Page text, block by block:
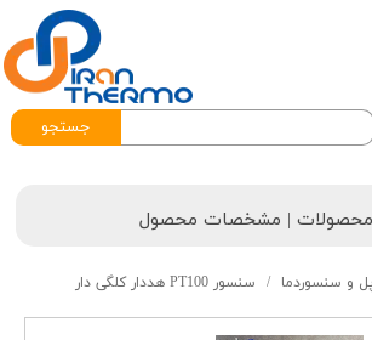
جستجو
محصولات | مشخصات محصول
و سنسوردما سنسور PT100 هددار کلگی دار